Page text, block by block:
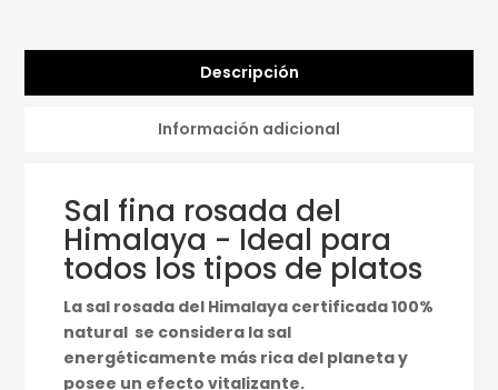
Descripción
Información adicional
Sal fina rosada del
Himalaya - Ideal para
todos los tipos de platos
La sal rosada del Himalaya certificada 100%
natural se considera la sal
energéticamente más rica del planeta y
posee un efecto vitalizante.